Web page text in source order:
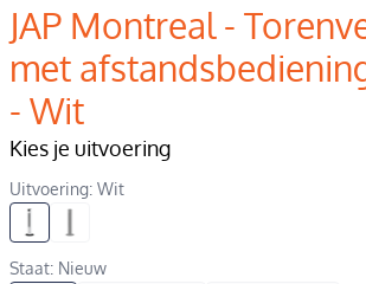
JAP Montreal -
met
- Wit
Kies je uitvoering
Uitvoering: Wit
Staat: Nieuw